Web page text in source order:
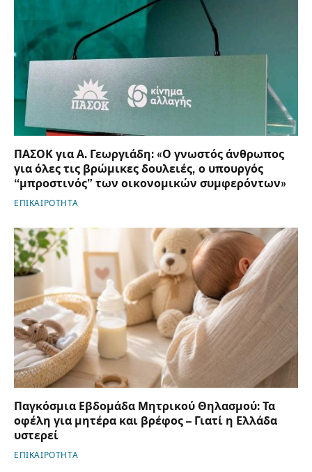
ΠΑΣΟΚ για Α. Γεωργιάδη: «Ο γνωστός άνθρωπος
για όλες τις βρώμικες δουλειές, ο υπουργός
“μπροστινός” των οικονομικών συμφερόντων»
ΕΠΙΚΑΙΡΟΤΗΤΑ
Παγκόσμια Εβδομάδα Μητρικού Θηλασμού: Τα
οφέλη για μητέρα και βρέφος – Γιατί η Ελλάδα
υστερεί
ΕΠΙΚΑΙΡΟΤΗΤΑ